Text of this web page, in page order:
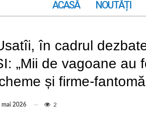
ACASĂ NOUTĂȚI
în cadrul
„Mii de vagoane au
și firme-
mai 2026 2